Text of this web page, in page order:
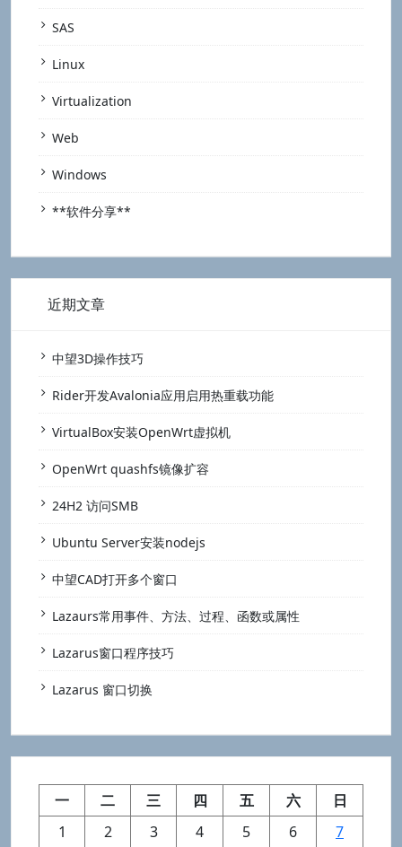
SAS
Linux
Virtualization
Web
Windows
**软件分享**
近期文章
中望3D操作技巧
Rider开发Avalonia应用启用热重载功能
VirtualBox安装OpenWrt虚拟机
OpenWrt quashfs镜像扩容
24H2 访问SMB
Ubuntu Server安装nodejs
中望CAD打开多个窗口
Lazaurs常用事件、方法、过程、函数或属性
Lazarus窗口程序技巧
Lazarus 窗口切换
一 二 三 四 五 六
日
1
2 3 4 5 6
7